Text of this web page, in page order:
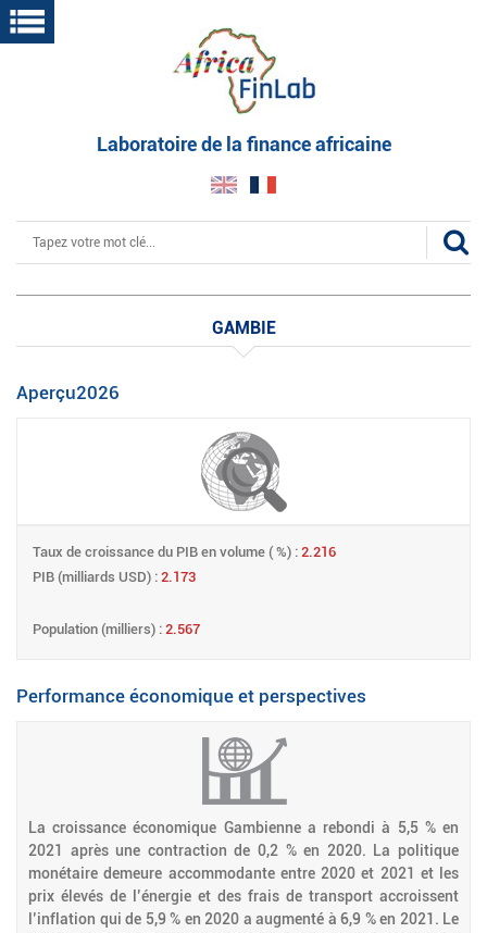
Aller
au
Laboratoire de la finance africaine
Rechercher
GAMBIE
Aperçu2026
Taux de croissance du PIB en volume ( %) : 2.216
PIB (milliards USD) : 2.173
Population (milliers) : 2.567
Performance économique et perspectives
La croissance économique Gambienne a rebondi à 5,5 % en
2021 après une contraction de 0,2 % en 2020. La politique
monétaire demeure accommodante entre 2020 et 2021 et les
prix élevés de l’énergie et des frais de transport accroissent
l’inflation qui de 5,9 % en 2020 a augmenté à 6,9 % en 2021. Le